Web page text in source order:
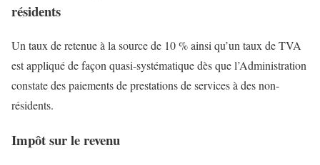
résidents
Un taux de retenue à la source de 10 % ainsi qu’un taux de TVA
est appliqué de façon quasi-systématique dès que l’Administration
constate des paiements de prestations de services à des non-
résidents.
Impôt sur le revenu